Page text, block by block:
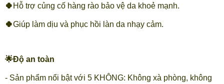
🍀 Hỗ trợ củng cố hàng rào bảo vệ da khoẻ mạnh.
🍀Giúp làm dịu và phục hồi làn da nhạy cảm.
🌟Độ an toàn
- Sản phẩm nổi bật với 5 KHÔNG: Không xà phòng, không